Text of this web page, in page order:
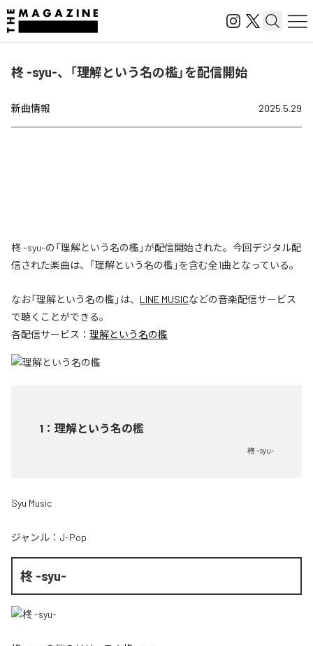
柊 -syu-、「理解という名の檻」を配信開始
新曲情報 2025.5.29
柊 -syu-の「理解という名の檻」が配信開始された。今回デジタル配
信された楽曲は、「理解という名の檻」を含む全1曲となっている。
なお「理解という名の檻 」は、 LINE MUSICなどの音楽配信サービス
で聴くことができる。
各配信サービス： 理解という名の檻
1 ： 理解という名の檻
柊 -syu-
Syu Music
ジャンル： J-Pop
柊 -syu-